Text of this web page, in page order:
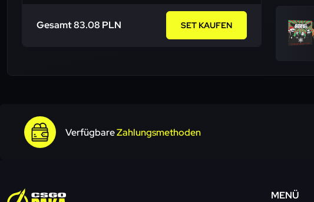
Gesamt 83.08 PLN SET KAUFEN
VerfügbareZahlungsmethoden
MENÜ